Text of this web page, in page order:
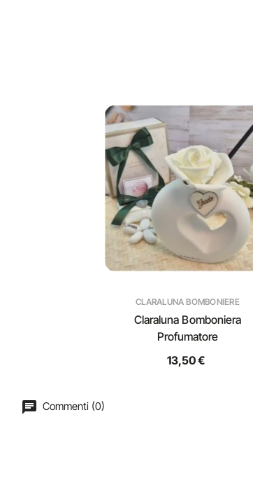
CLARALUNA BOMBONIERE
Claraluna Bomboniera
Profumatore
13,50 €
Commenti (0)